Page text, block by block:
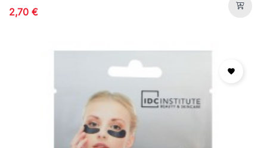
2x7.5ml
2,70 €
